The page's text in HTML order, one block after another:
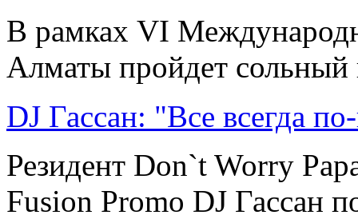
В рамках VI
Алматы пройдет сольный
DJ Гассан: "Все всегда
Резидент Don`t Worry
Fusion Promo DJ Гассан